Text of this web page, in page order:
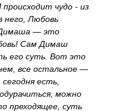
чудо - из
него, Любовь
— это
Сам Димаш
его суть. Вот это
все остальное —
есть,
можно
преходящее, суть